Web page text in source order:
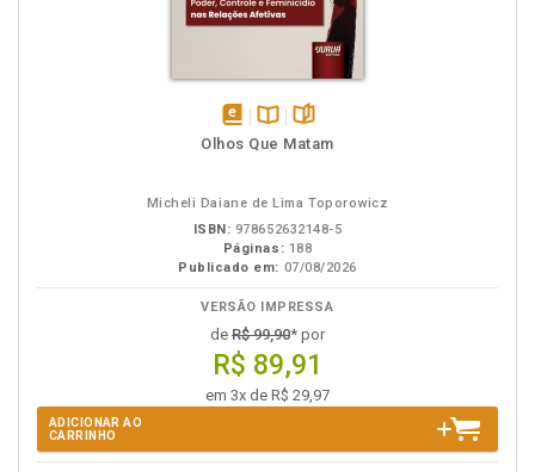
disponívelDisponível
páginas
Olhos Que Matam
Micheli Daiane de Lima Toporowicz
ISBN: 978652632148-5
Páginas: 188
Publicado em: 07/08/2026
VERSÃO IMPRESSA
de R$ 99,90* por
R$ 89,91
em 3x de R$ 29,97
ADICIONAR AO
CARRINHO